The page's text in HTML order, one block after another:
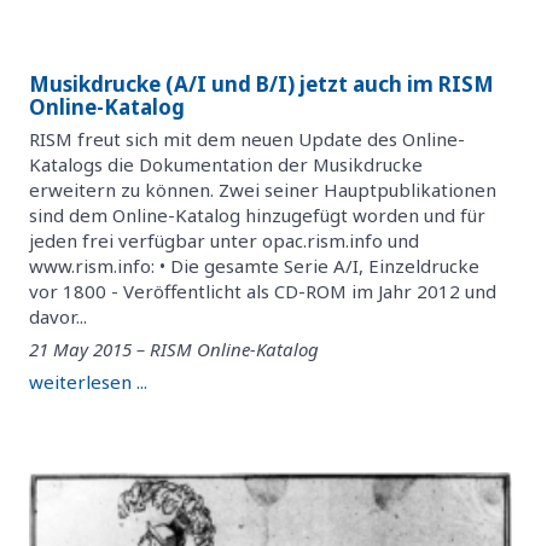
Musikdrucke (A/I und B/I) jetzt auch im RISM
Online-Katalog
RISM freut sich mit dem neuen Update des Online-
Katalogs die Dokumentation der Musikdrucke
erweitern zu können. Zwei seiner Hauptpublikationen
sind dem Online-Katalog hinzugefügt worden und für
jeden frei verfügbar unter opac.rism.info und
www.rism.info: • Die gesamte Serie A/I, Einzeldrucke
vor 1800 - Veröffentlicht als CD-ROM im Jahr 2012 und
davor...
21 May 2015 – RISM Online-Katalog
weiterlesen ...